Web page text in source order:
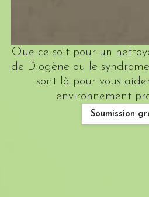
Que ce soit pour un
de Diogène ou le
sont là pour vous
environnement
Soumission